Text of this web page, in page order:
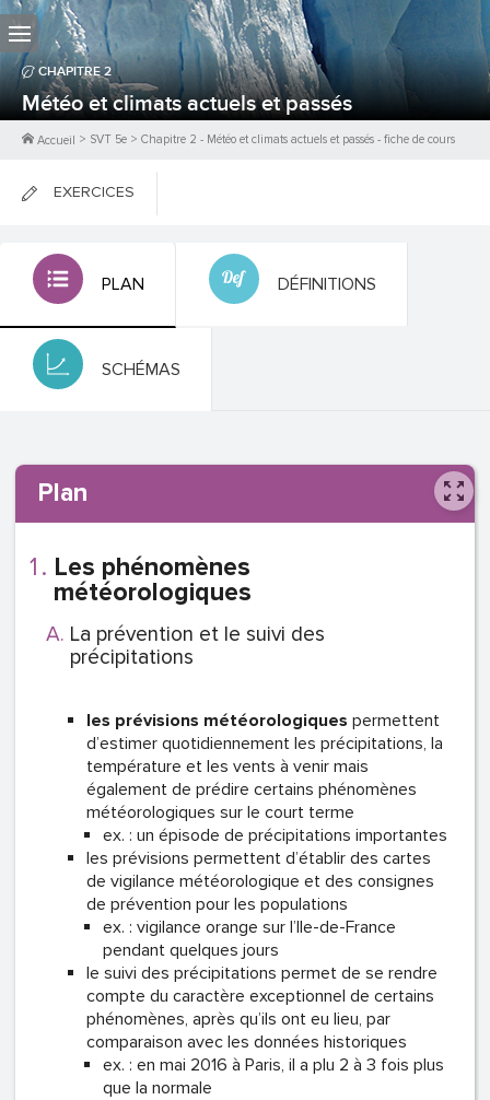
CHAPITRE2
Météo et climats actuels et passés
Accueil > SVT 5e > Chapitre 2 - Météo et climats actuels et passés - fiche de cours
EXERCICES
FICHES DE COURS
PLAN DÉFINITIONS
SCHÉMAS
Plan
Les phénomènes
météorologiques
La prévention et le suivi des
précipitations
les prévisions météorologiques permettent
d’estimer quotidiennement les précipitations, la
température et les vents à venir mais
également de prédire certains phénomènes
météorologiques sur le court terme
ex. : un épisode de précipitations importantes
les prévisions permettent d’établir des cartes
de vigilance météorologique et des consignes
de prévention pour les populations
ex. : vigilance orange sur l’Ile-de-France
pendant quelques jours
le suivi des précipitations permet de se rendre
compte du caractère exceptionnel de certains
phénomènes, après qu’ils ont eu lieu, par
comparaison avec les données historiques
ex. : en mai 2016 à Paris, il a plu 2 à 3 fois plus
que la normale